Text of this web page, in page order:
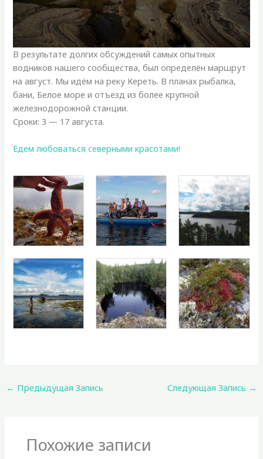
В результате долгих обсуждений самых опытных
водников нашего сообщества, был определён маршрут
на август. Мы идём на реку Кереть. В планах рыбалка,
бани, Белое море и отъезд из более крупной
железнодорожной станции.
Сроки: 3 — 17 августа.
Едем любоваться северными красотами!
← Предыдущая Запись Следующая Запись →
Похожие записи